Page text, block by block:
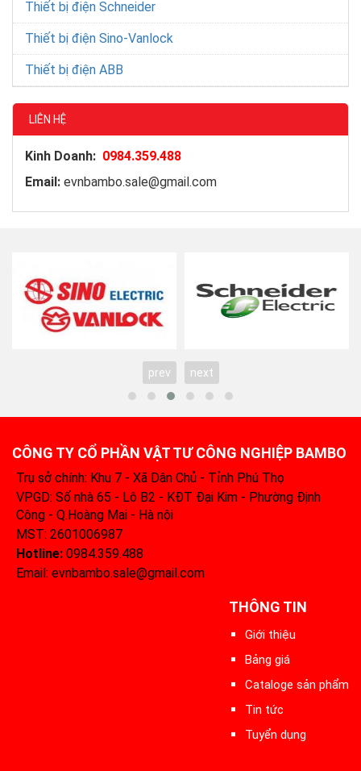
Thiết bị điện Schneider
Thiết bị điện Sino-Vanlock
Thiết bị điện ABB
LIÊN HỆ
Kinh Doanh: 0984.359.488
Email: evnbambo.sale@gmail.com
prev next
CÔNG TY CỔ PHẦN VẬT TƯ CÔNG NGHIỆP BAMBO
Trụ sở chính: Khu 7 - Xã Dân Chủ - Tỉnh Phú Thọ
VPGD: Số nhà 65 - Lô B2 - KĐT Đại Kim - Phường Định
Công - Q.Hoàng Mai - Hà nội
MST: 2601006987
Hotline: 0984.359.488‬
Email: evnbambo.sale@gmail.com
THÔNG TIN
Giới thiệu
Bảng giá
Cataloge sản phẩm
Tin tức
Tuyển dụng